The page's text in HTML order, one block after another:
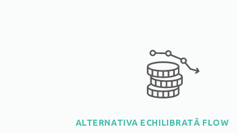
ALTERNATIVA ECHILIBRATĂ FLOW